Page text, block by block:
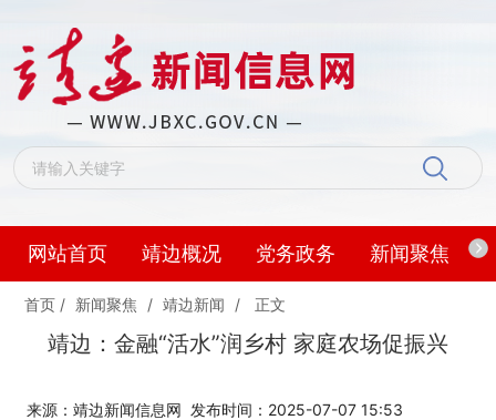
网站首页 靖边概况 党务政务 新闻聚焦
首页 / 新闻聚焦 / 靖边新闻 / 正文
靖边：金融“活水”润乡村 家庭农场促振兴
来源：靖边新闻信息网 发布时间：2025-07-07 15:53